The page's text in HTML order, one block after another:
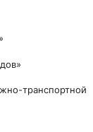
транспортной